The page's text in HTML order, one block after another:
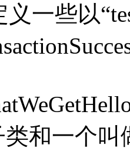
些以
类和一个